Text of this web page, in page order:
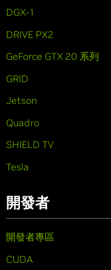
DGX-1
DRIVE PX2
GeForce GTX 20 系列
GRID
Jetson
Quadro
SHIELD TV
Tesla
開發者
開發者專區
CUDA